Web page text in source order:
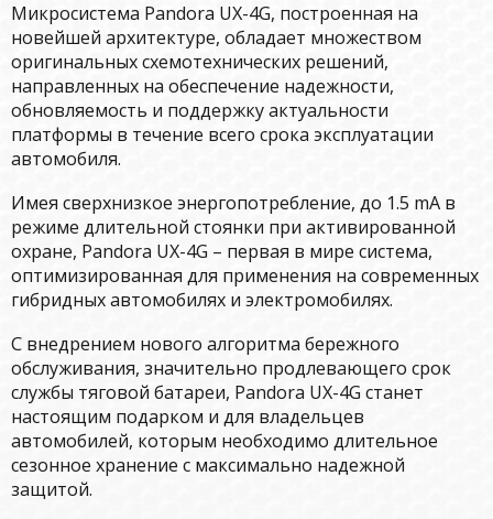
Микросистема Pandora UX-4G, построенная на
новейшей архитектуре, обладает множеством
оригинальных схемотехнических решений,
направленных на обеспечение надежности,
обновляемость и поддержку актуальности
платформы в течение всего срока эксплуатации
автомобиля.
Имея сверхнизкое энергопотребление, до 1.5 mA в
режиме длительной стоянки при активированной
охране, Pandora UX-4G – первая в мире система,
оптимизированная для применения на современных
гибридных автомобилях и электромобилях.
С внедрением нового алгоритма бережного
обслуживания, значительно продлевающего срок
службы тяговой батареи, Pandora UX-4G станет
настоящим подарком и для владельцев
автомобилей, которым необходимо длительное
сезонное хранение с максимально надежной
защитой.